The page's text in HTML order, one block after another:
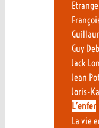
Guy
Jack
Jean
Joris-
L’enfer
La vie